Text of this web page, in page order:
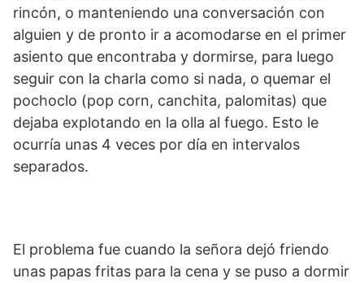
rincón, o manteniendo una conversación con
alguien y de pronto ir a acomodarse en el primer
asiento que encontraba y dormirse, para luego
seguir con la charla como si nada, o quemar el
pochoclo (pop corn, canchita, palomitas) que
dejaba explotando en la olla al fuego. Esto le
ocurría unas 4 veces por día en intervalos
separados.
El problema fue cuando la señora dejó friendo
unas papas fritas para la cena y se puso a dormir